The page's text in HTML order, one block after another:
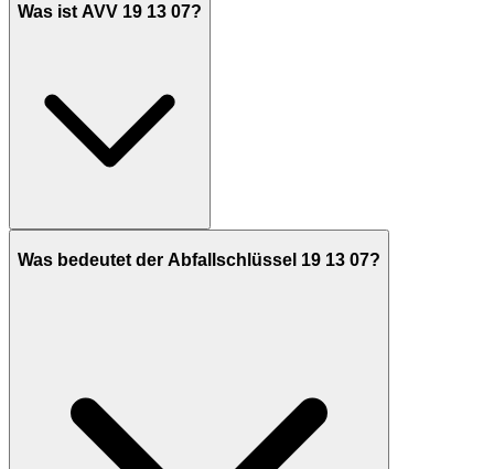
Was ist AVV 19 13 07?
Was bedeutet der Abfallschlüssel 19 13 07?